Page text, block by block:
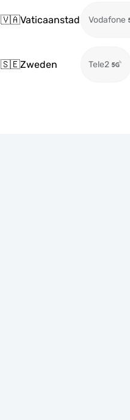
🇻🇦Vaticaanstad Vodafone
🇸🇪Zweden Tele2